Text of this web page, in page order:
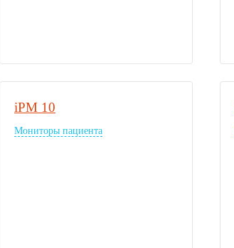
iPM 10
Мониторы пациента